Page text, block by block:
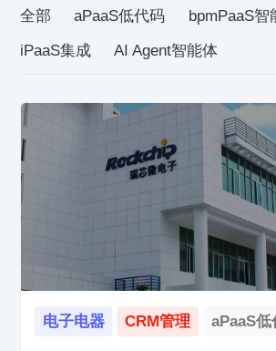
全部 aPaaS低代码
bpmPaaS智
iPaaS集成
AI Agent智能体
电子电器 CRM管理 aPaaS低